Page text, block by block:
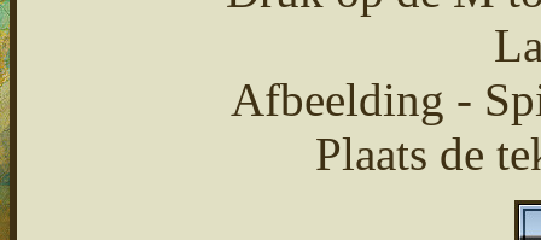
Afbeelding -
Plaats de